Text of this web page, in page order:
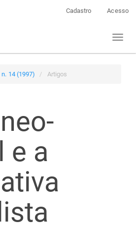
Cadastro Acesso
Toggle
n. 14 (1997) Artigos
e a